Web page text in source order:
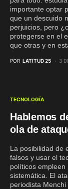
importante optar
que un descuido
perjuicios, pero
protegerse en el
que otras y en
POR LATITUD 25 3
TECNOLOGÍA
Hablemos
ola de
La posibilidad de
falsos y usar el
políticos empleen
sistemática. El
periodista